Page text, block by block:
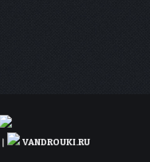
|
VANDROUKI.RU